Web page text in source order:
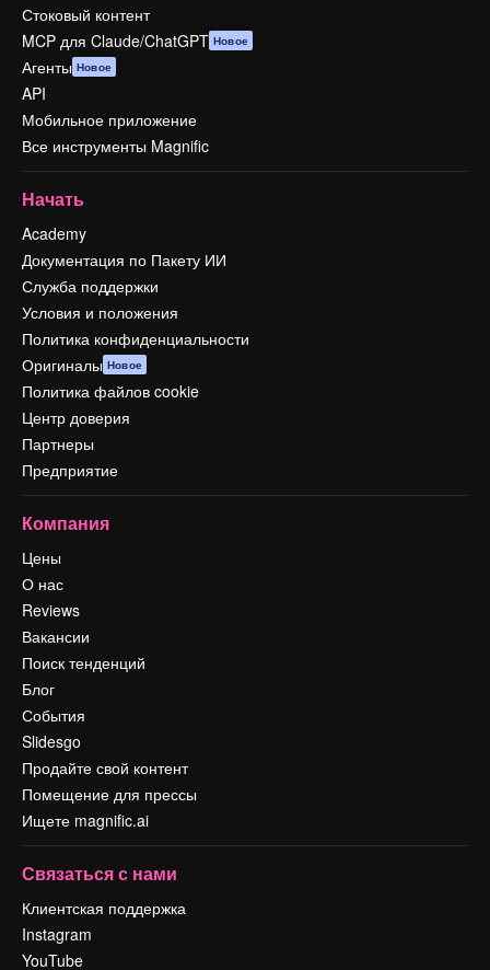
Стоковый контент
MCP для Claude/ChatGPT Новое
Агенты Новое
API
Мобильное приложение
Все инструменты Magnific
Начать
Academy
Документация по Пакету ИИ
Служба поддержки
Условия и положения
Политика конфиденциальности
Оригиналы Новое
Политика файлов cookie
Центр доверия
Партнеры
Предприятие
Компания
Цены
О нас
Reviews
Вакансии
Поиск тенденций
Блог
События
Slidesgo
Продайте свой контент
Помещение для прессы
Ищете magnific.ai
Связаться с нами
Клиентская поддержка
Instagram
YouTube